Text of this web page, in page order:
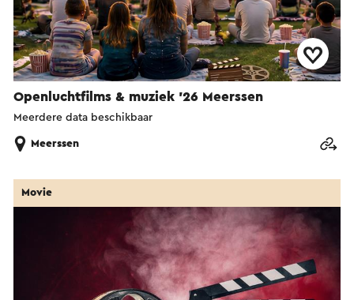
Openluchtfilms & muziek '26 Meerssen
Meerdere data beschikbaar
Meerssen
Movie